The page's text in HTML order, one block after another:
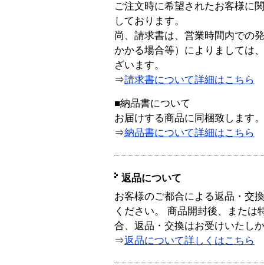
ご注文時に希望されたお客様に
しております。
尚、請求書は、営業時間内での
かかる場合等）によりましては
ざいます。
⇒請求書について詳細はこちら
■納品書について
お届けする商品に同梱致します。
⇒納品書について詳細はこちら
返品について
お客様のご都合による返品・交
ください。 商品開封後、または
合、返品・交換はお受けいたし
⇒返品について詳しくはこちら